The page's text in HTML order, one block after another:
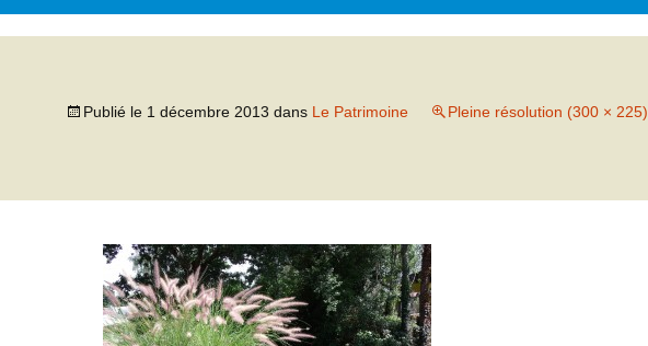
Publié le 1 décembre 2013 dans Le Patrimoine Pleine résolution (300 × 225)